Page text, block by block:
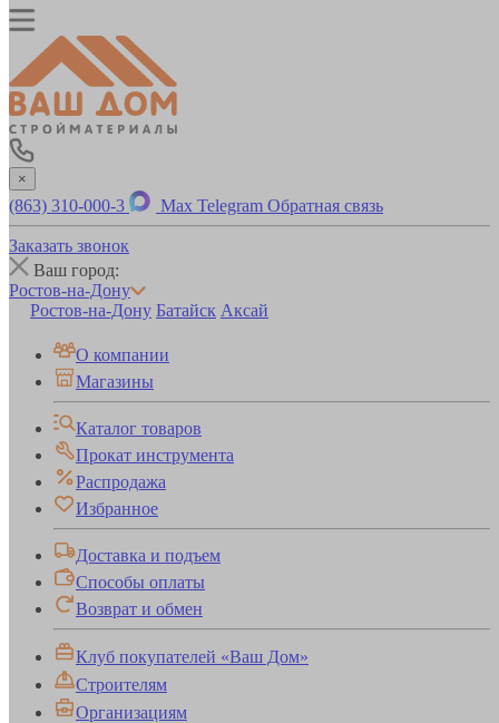
×
(863) 310-000-3 Max Telegram Обратная связь
Заказать звонок
Ваш город:
Ростов-на-Дону
Ростов-на-Дону Батайск Аксай
О компании
Магазины
Каталог товаров
Прокат инструмента
Распродажа
Избранное
Доставка и подъем
Способы оплаты
Возврат и обмен
Клуб покупателей «Ваш Дом»
Строителям
Организациям